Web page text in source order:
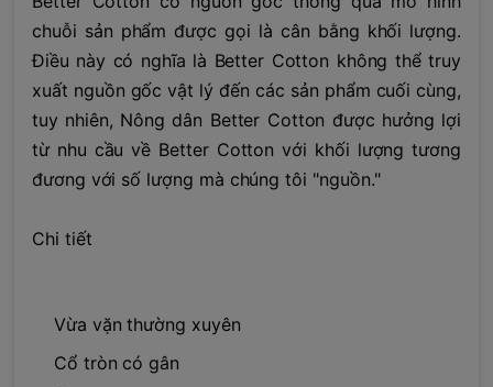
chuỗi sản phẩm được gọi là cân bằng khối lượng.
Điều này có nghĩa là Better Cotton không thể truy
xuất nguồn gốc vật lý đến các sản phẩm cuối cùng,
tuy nhiên, Nông dân Better Cotton được hưởng lợi
từ nhu cầu về Better Cotton với khối lượng tương
đương với số lượng mà chúng tôi "nguồn."
Chi tiết
Vừa vặn thường xuyên
Cổ tròn có gân